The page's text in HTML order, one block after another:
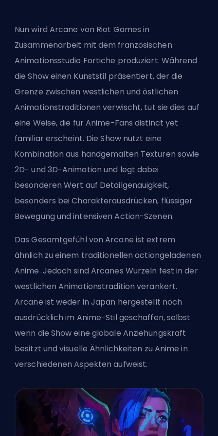
Nun wird Arcane von Riot Games in
Zusammenarbeit mit dem französischen
Animationsstudio Fortiche produziert. Während
die Show einen Kunststil präsentiert, der die
Grenze zwischen westlichen und östlichen
Animationstraditionen verwischt, tut sie dies auf
eine Weise, die für Anime-Fans distinct yet
familiar erscheint. Die Show nutzt eine
Kombination aus handgemalten Texturen sowie
2D- und 3D-Animation und legt dabei
besonderen Wert auf Detailgenauigkeit,
besonders bei Charakterausdrücken, flüssiger
Bewegung und intensiven Action-Szenen.
Das Gesamtgefühl von Arcane ist extrem
ähnlich zu einem traditionellen actiongeladenen
Anime. Jedoch sind Arcanes Wurzeln fest in der
westlichen Animationstradition verankert.
Arcane ist weder in Japan hergestellt noch
ausdrücklich im Anime-Stil geschaffen, selbst
wenn die Show eine globale Anziehungskraft
besitzt und visuelle Ähnlichkeiten zu Anime in
verschiedenen Aspekten aufweist.